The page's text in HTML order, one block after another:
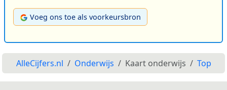
Voeg ons toe als voorkeursbron
AlleCijfers.nl Onderwijs Kaart onderwijs Top